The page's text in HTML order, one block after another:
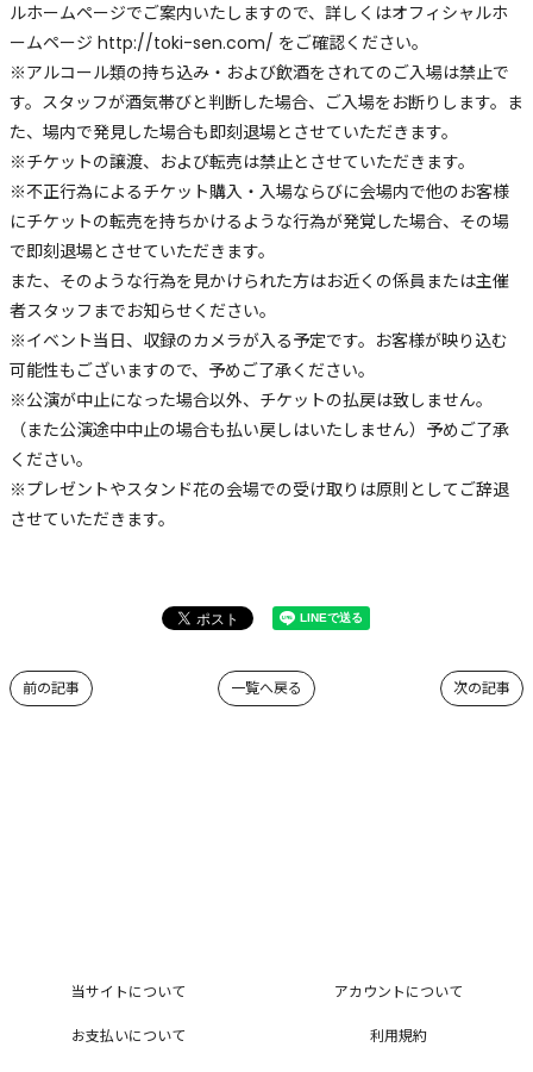
ルホームページでご案内いたしますので、詳しくはオフィシャルホ
ームページ http://toki-sen.com/ をご確認ください。
※アルコール類の持ち込み・および飲酒をされてのご入場は禁止で
す。スタッフが酒気帯びと判断した場合、ご入場をお断りします。ま
た、場内で発見した場合も即刻退場とさせていただきます。
※チケットの譲渡、および転売は禁止とさせていただきます。
※不正行為によるチケット購入・入場ならびに会場内で他のお客様
にチケットの転売を持ちかけるような行為が発覚した場合、その場
で即刻退場とさせていただきます。
また、そのような行為を見かけられた方はお近くの係員または主催
者スタッフまでお知らせください。
※イベント当日、収録のカメラが入る予定です。お客様が映り込む
可能性もございますので、予めご了承ください。
※公演が中止になった場合以外、チケットの払戻は致しません。
（また公演途中中止の場合も払い戻しはいたしません）予めご了承
ください。
※プレゼントやスタンド花の会場での受け取りは原則としてご辞退
させていただきます。
次の記事
一覧へ戻る
前の記事
当サイトについて アカウントについて
お支払いについて 利用規約